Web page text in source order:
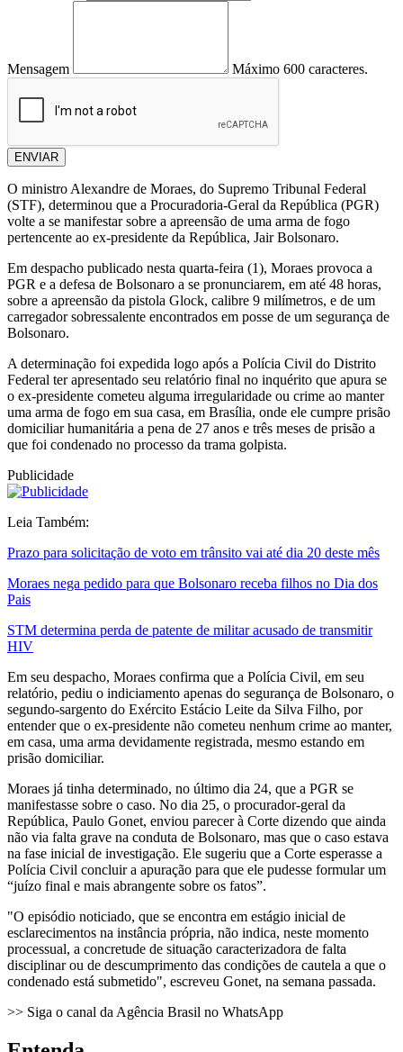
Mensagem Máximo 600 caracteres.
ENVIAR
O ministro Alexandre de Moraes, do Supremo Tribunal Federal
(STF), determinou que a Procuradoria-Geral da República (PGR)
volte a se manifestar sobre a apreensão de uma arma de fogo
pertencente ao ex-presidente da República, Jair Bolsonaro.
Em despacho publicado nesta quarta-feira (1), Moraes provoca a
PGR e a defesa de Bolsonaro a se pronunciarem, em até 48 horas,
sobre a apreensão da pistola Glock, calibre 9 milímetros, e de um
carregador sobressalente encontrados em posse de um segurança de
Bolsonaro.
A determinação foi expedida logo após a Polícia Civil do Distrito
Federal ter apresentado seu relatório final no inquérito que apura se
o ex-presidente cometeu alguma irregularidade ou crime ao manter
uma arma de fogo em sua casa, em Brasília, onde ele cumpre prisão
domiciliar humanitária a pena de 27 anos e três meses de prisão a
que foi condenado no processo da trama golpista.
Publicidade
Leia Também:
Prazo para solicitação de voto em trânsito vai até dia 20 deste mês
Moraes nega pedido para que Bolsonaro receba filhos no Dia dos
Pais
STM determina perda de patente de militar acusado de transmitir
HIV
Em seu despacho, Moraes confirma que a Polícia Civil, em seu
relatório, pediu o indiciamento apenas do segurança de Bolsonaro, o
segundo-sargento do Exército Estácio Leite da Silva Filho, por
entender que o ex-presidente não cometeu nenhum crime ao manter,
em casa, uma arma devidamente registrada, mesmo estando em
prisão domiciliar.
Moraes já tinha determinado, no último dia 24, que a PGR se
manifestasse sobre o caso. No dia 25, o procurador-geral da
República, Paulo Gonet, enviou parecer à Corte dizendo que ainda
não via falta grave na conduta de Bolsonaro, mas que o caso estava
na fase inicial de investigação. Ele sugeriu que a Corte esperasse a
Polícia Civil concluir a apuração para que ele pudesse formular um
“juízo final e mais abrangente sobre os fatos”.
"O episódio noticiado, que se encontra em estágio inicial de
esclarecimentos na instância própria, não indica, neste momento
processual, a concretude de situação caracterizadora de falta
disciplinar ou de descumprimento das condições de cautela a que o
condenado está submetido", escreveu Gonet, na semana passada.
>> Siga o canal da Agência Brasil no WhatsApp